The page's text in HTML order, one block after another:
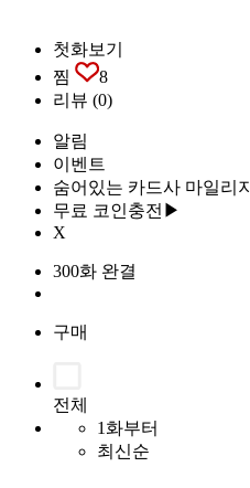
첫화보기
찜
8
리뷰 (0)
알림
이벤트
숨어있는 카드사 마일리지
무료 코인충전▶
X
300화 완결
구매
전체
1화부터
최신순